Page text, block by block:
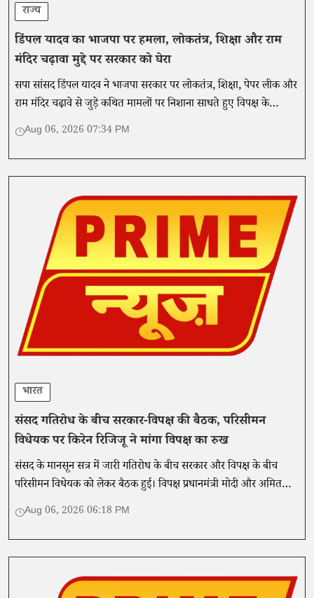
राज्य
डिंपल यादव का भाजपा पर हमला, लोकतंत्र, शिक्षा और राम
मंदिर चढ़ावा मुद्दे पर सरकार को घेरा
सपा सांसद डिंपल यादव ने भाजपा सरकार पर लोकतंत्र, शिक्षा, पेपर लीक और
राम मंदिर चढ़ावे से जुड़े कथित मामलों पर निशाना साधते हुए विपक्ष के
कार्यक्रमों को रोकने को अलोकतांत्रिक बताया।
Aug 06, 2026 07:34 PM
भारत
संसद गतिरोध के बीच सरकार-विपक्ष की बैठक, परिसीमन
विधेयक पर किरेन रिजिजू ने मांगा विपक्ष का रुख
संसद के मानसून सत्र में जारी गतिरोध के बीच सरकार और विपक्ष के बीच
परिसीमन विधेयक को लेकर बैठक हुई। विपक्ष प्रधानमंत्री मोदी और अमित
शाह की मौजूदगी की मांग पर अड़ा है।
Aug 06, 2026 06:18 PM